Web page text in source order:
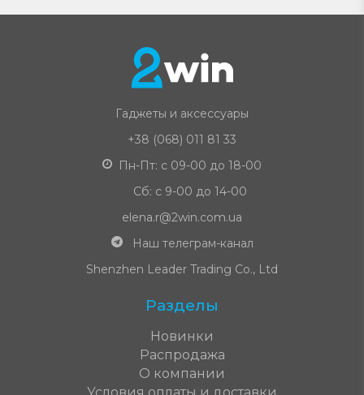
Гаджеты и аксессуары
+38 (068) 011 81 33
Пн-Пт: с 09-00 до 18-00
Сб: с 9-00 до 14-00
elena.r@2win.com.ua
Наш телеграм-канал
Shenzhen Leader Trading Co., Ltd
Разделы
Новинки
Распродажа
О компании